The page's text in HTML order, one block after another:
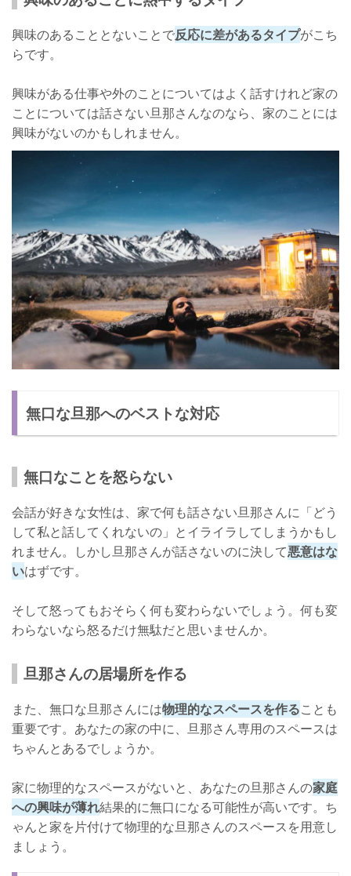
興味のあることとないことで反応に差があるタイプがこち
らです。
興味がある仕事や外のことについてはよく話すけれど家の
ことについては話さない旦那さんなのなら、家のことには
興味がないのかもしれません。
無口な旦那へのベストな対応
無口なことを怒らない
会話が好きな女性は、家で何も話さない旦那さんに「どう
して私と話してくれないの」とイライラしてしまうかもし
れません。しかし旦那さんが話さないのに決して悪意はな
いはずです。
そして怒ってもおそらく何も変わらないでしょう。何も変
わらないなら怒るだけ無駄だと思いませんか。
旦那さんの居場所を作る
また、無口な旦那さんには物理的なスペースを作ることも
重要です。あなたの家の中に、旦那さん専用のスペースは
ちゃんとあるでしょうか。
家に物理的なスペースがないと、あなたの旦那さんの家庭
への興味が薄れ結果的に無口になる可能性が高いです。ち
ゃんと家を片付けて物理的な旦那さんのスペースを用意し
ましょう。